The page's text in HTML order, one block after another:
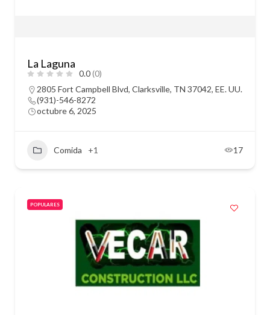
La Laguna
0.0(0)
2805 Fort Campbell Blvd, Clarksville, TN 37042, EE. UU.
(931)-546-8272
octubre 6, 2025
Comida +1 17
POPULARES